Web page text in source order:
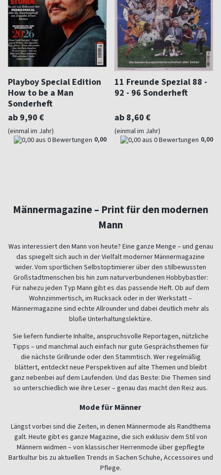
Playboy Special Edition
How to be a Man
Sonderheft
ab 9,90 €
(einmal im Jahr)
0,00
11 Freunde Spezial 88 -
92 - 96 Sonderheft
ab 8,60 €
(einmal im Jahr)
0,00
Männermagazine – Print für den modernen
Mann
Was interessiert den Mann von heute? Eine ganze Menge – und genau
das spiegelt sich auch in der Vielfalt moderner Männermagazine
wider. Vom sportlichen Selbstoptimierer über den stilbewussten
Großstadtmenschen bis hin zum naturverbundenen Hobbybastler:
Für nahezu jeden Typ Mann gibt es das passende Heft. Ob auf dem
Wohnzimmertisch, im Rucksack oder in der Werkstatt –
Männermagazine sind echte Allrounder und dabei deutlich mehr als
bloße Unterhaltungslektüre.
Sie liefern fundierte Inhalte, anspruchsvolle Reportagen, nützliche
Tipps – und manchmal auch einfach nur gute Gesprächsthemen für
die nächste Grillrunde oder den Stammtisch. Wer regelmäßig
blättert, entdeckt neue Perspektiven auf alte Themen und bleibt
ganz nebenbei auf dem Laufenden. Und das Beste: Die Themen sind
so unterschiedlich wie ihre Leser – genau das macht den Reiz aus.
Mode für Männer
Längst vorbei sind die Zeiten, in denen Männermode als Randthema
galt. Heute gibt es ganze Magazine, die sich exklusiv dem Stil von
Männern widmen – von klassischer Herrenmode über gepflegte
Bartkultur bis zu aktuellen Trends in Sachen Schuhe, Accessoires und
Pflege.